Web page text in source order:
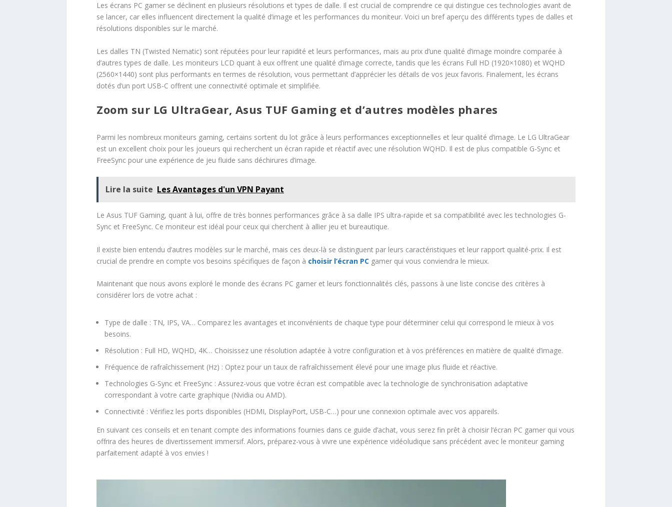
Les écrans PC gamer se déclinent en plusieurs résolutions et types de dalle. Il est crucial de comprendre ce qui distingue ces technologies avant de
se lancer, car elles influencent directement la qualité d’image et les performances du moniteur. Voici un bref aperçu des différents types de dalles et
résolutions disponibles sur le marché.
Les dalles TN (Twisted Nematic) sont réputées pour leur rapidité et leurs performances, mais au prix d’une qualité d’image moindre comparée à
d’autres types de dalle. Les moniteurs LCD quant à eux offrent une qualité d’image correcte, tandis que les écrans Full HD (1920×1080) et WQHD
(2560×1440) sont plus performants en termes de résolution, vous permettant d’apprécier les détails de vos jeux favoris. Finalement, les écrans
dotés d’un port USB-C offrent une connectivité optimale et simplifiée.
Zoom sur LG UltraGear, Asus TUF Gaming et d’autres modèles phares
Parmi les nombreux moniteurs gaming, certains sortent du lot grâce à leurs performances exceptionnelles et leur qualité d’image. Le LG UltraGear
est un excellent choix pour les joueurs qui recherchent un écran rapide et réactif avec une résolution WQHD. Il est de plus compatible G-Sync et
FreeSync pour une expérience de jeu fluide sans déchirures d’image.
Lire la suite Les Avantages d'un VPN Payant
Le Asus TUF Gaming, quant à lui, offre de très bonnes performances grâce à sa dalle IPS ultra-rapide et sa compatibilité avec les technologies G-
Sync et FreeSync. Ce moniteur est idéal pour ceux qui cherchent à allier jeu et bureautique.
Il existe bien entendu d’autres modèles sur le marché, mais ces deux-là se distinguent par leurs caractéristiques et leur rapport qualité-prix. Il est
crucial de prendre en compte vos besoins spécifiques de façon à choisir l’écran PC gamer qui vous conviendra le mieux.
Maintenant que nous avons exploré le monde des écrans PC gamer et leurs fonctionnalités clés, passons à une liste concise des critères à
considérer lors de votre achat :
Type de dalle : TN, IPS, VA… Comparez les avantages et inconvénients de chaque type pour déterminer celui qui correspond le mieux à vos
besoins.
Résolution : Full HD, WQHD, 4K… Choisissez une résolution adaptée à votre configuration et à vos préférences en matière de qualité d’image.
Fréquence de rafraîchissement (Hz) : Optez pour un taux de rafraîchissement élevé pour une image plus fluide et réactive.
Technologies G-Sync et FreeSync : Assurez-vous que votre écran est compatible avec la technologie de synchronisation adaptative
correspondant à votre carte graphique (Nvidia ou AMD).
Connectivité : Vérifiez les ports disponibles (HDMI, DisplayPort, USB-C…) pour une connexion optimale avec vos appareils.
En suivant ces conseils et en tenant compte des informations fournies dans ce guide d’achat, vous serez fin prêt à choisir l’écran PC gamer qui vous
offrira des heures de divertissement immersif. Alors, préparez-vous à vivre une expérience vidéoludique sans précédent avec le moniteur gaming
parfaitement adapté à vos envies !